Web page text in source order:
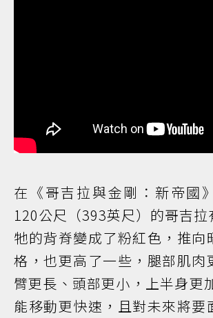
在《哥吉拉與金剛：新帝國
120公尺（393英尺）的哥吉拉
牠的背脊變成了粉紅色，推向
格，也更高了一些，腿部肌肉
臂更長、頭部更小，上半身更
能移動更快速，且對未來將要